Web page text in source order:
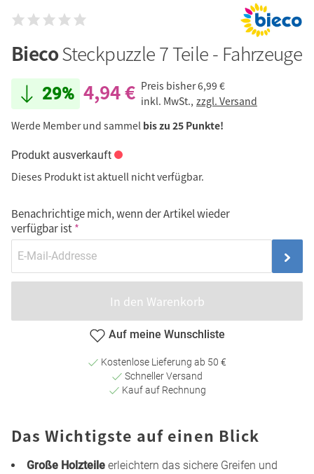
BiecoSteckpuzzle 7 Teile - Fahrzeuge
29% 4,94 € Preis bisher6,99 €
inkl. MwSt., zzgl. Versand
Werde Member und sammel bis zu 25 Punkte!
Produkt ausverkauft
Dieses Produkt ist aktuell nicht verfügbar.
Benachrichtige mich, wenn der Artikel wieder
verfügbar ist
In den Warenkorb
Auf meine Wunschliste
Kostenlose Lieferung ab 50 €
Schneller Versand
Kauf auf Rechnung
Das Wichtigste auf einen Blick
Große Holzteile erleichtern das sichere Greifen und